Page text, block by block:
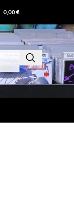
0,00€